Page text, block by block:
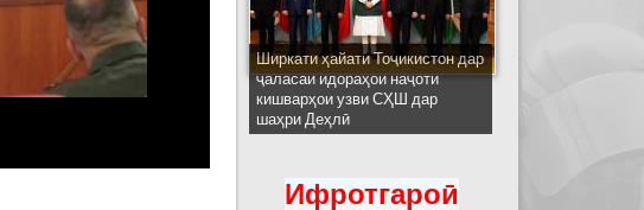
Ширкати ҳайати Тоҷикистон дар
ҷаласаи идораҳои наҷоти
кишварҳои узви СҲШ дар
шаҳри Деҳлӣ
Ифротгароӣ